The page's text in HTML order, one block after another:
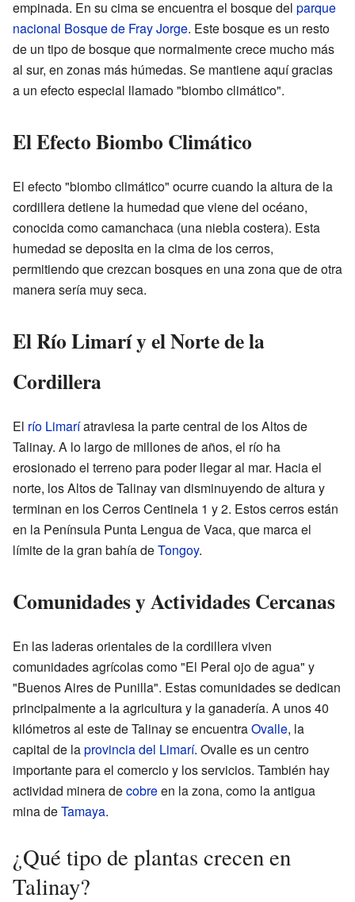
empinada. En su cima se encuentra el bosque del parque
nacional Bosque de Fray Jorge. Este bosque es un resto
de un tipo de bosque que normalmente crece mucho más
al sur, en zonas más húmedas. Se mantiene aquí gracias
a un efecto especial llamado "biombo climático".
El Efecto Biombo Climático
El efecto "biombo climático" ocurre cuando la altura de la
cordillera detiene la humedad que viene del océano,
conocida como camanchaca (una niebla costera). Esta
humedad se deposita en la cima de los cerros,
permitiendo que crezcan bosques en una zona que de otra
manera sería muy seca.
El Río Limarí y el Norte de la
Cordillera
El río Limaríatraviesa la parte central de los Altos de
Talinay. A lo largo de millones de años, el río ha
erosionado el terreno para poder llegar al mar. Hacia el
norte, los Altos de Talinay van disminuyendo de altura y
terminan en los Cerros Centinela 1 y 2. Estos cerros están
en la Península Punta Lengua de Vaca, que marca el
límite de la gran bahía deTongoy.
Comunidades y Actividades Cercanas
En las laderas orientales de la cordillera viven
comunidades agrícolas como "El Peral ojo de agua" y
"Buenos Aires de Punilla". Estas comunidades se dedican
principalmente a la agricultura y la ganadería. A unos 40
kilómetros al este de Talinay se encuentraOvalle, la
capital de laprovincia del Limarí. Ovalle es un centro
importante para el comercio y los servicios. También hay
actividad minera decobreen la zona, como la antigua
mina deTamaya.
¿Qué tipo de plantas crecen en
Talinay?